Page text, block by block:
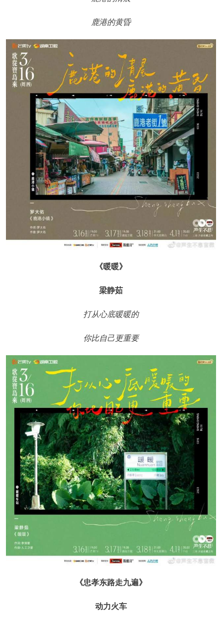
鹿港的黄昏
《暖暖》
梁静茹
打从心底暖暖的
你比自己更重要
《忠孝东路走九遍》
动力火车